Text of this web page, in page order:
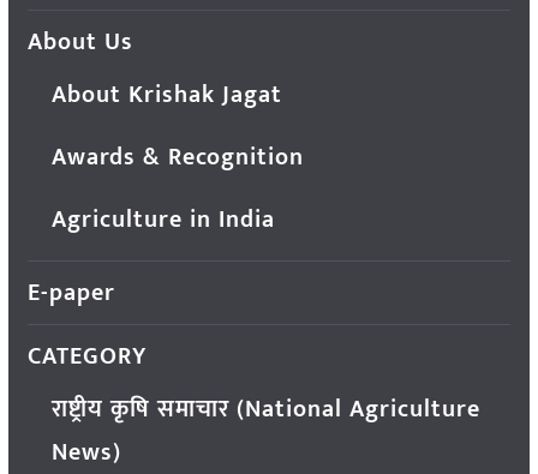
About Us
About Krishak Jagat
Awards & Recognition
Agriculture in India
E-paper
CATEGORY
राष्ट्रीय कृषि समाचार (National Agriculture
News)